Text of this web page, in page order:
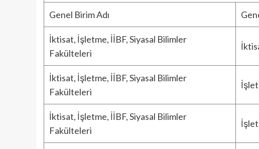
Genel Birim Adı
İktisat, İşletme, İİBF, Siyasal Bilimler
Fakülteleri
İktisat, İşletme, İİBF, Siyasal Bilimler
Fakülteleri
İktisat, İşletme, İİBF, Siyasal Bilimler
Fakülteleri